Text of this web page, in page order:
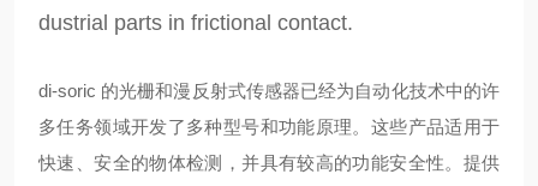
dustrial parts in frictional contact.
di-soric 的光栅和漫反射式传感器已经为自动化技术中的许
多任务领域开发了多种型号和功能原理。这些产品适用于
快速、安全的物体检测，并具有较高的功能安全性。提供